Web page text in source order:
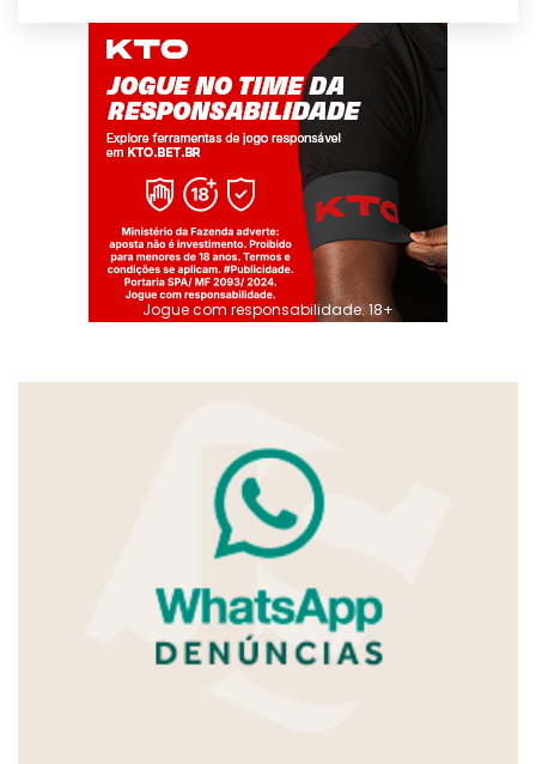
Jogue com responsabilidade. 18+